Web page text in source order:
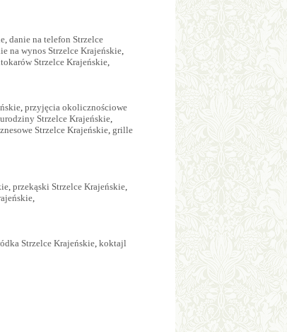
, danie na telefon Strzelce
na wynos Strzelce Krajeńskie,
Strzelce Krajeńskie,
, przyjęcia okolicznościowe
urodziny Strzelce Krajeńskie,
Strzelce Krajeńskie, grille
, przekąski Strzelce Krajeńskie,
,
Strzelce Krajeńskie, koktajl